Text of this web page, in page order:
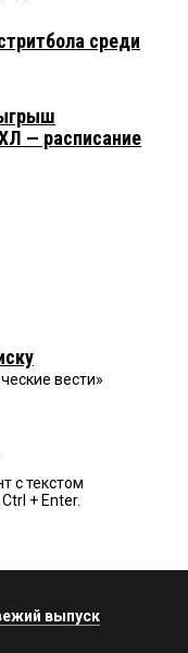
среди
— расписание
вести»
с текстом
+ Enter.
выпуск